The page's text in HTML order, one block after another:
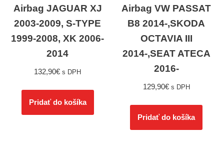
Airbag JAGUAR XJ
2003-2009, S-TYPE
1999-2008, XK 2006-
2014
132,90€ s DPH
Pridať do košíka
Airbag VW PASSAT
B8 2014-,SKODA
OCTAVIA III
2014-,SEAT ATECA
2016-
129,90€ s DPH
Pridať do košíka